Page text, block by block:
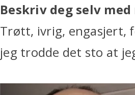
Beskriv deg selv
Trøtt, ivrig, engasjert,
jeg trodde det sto at